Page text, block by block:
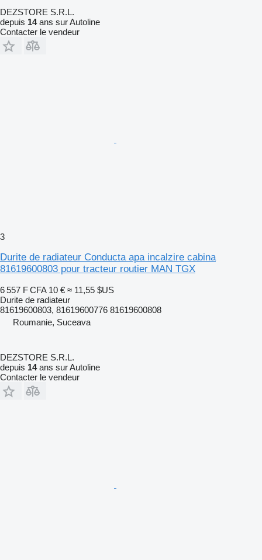
DEZSTORE S.R.L.
depuis 14ans sur Autoline
Contacter le vendeur
3
Durite de radiateur Conducta apa incalzire cabina
81619600803 pour tracteur routier MAN TGX
6 557 F CFA 10 € ≈ 11,55 $US
Durite de radiateur
81619600803, 81619600776 81619600808
Roumanie, Suceava
DEZSTORE S.R.L.
depuis 14ans sur Autoline
Contacter le vendeur